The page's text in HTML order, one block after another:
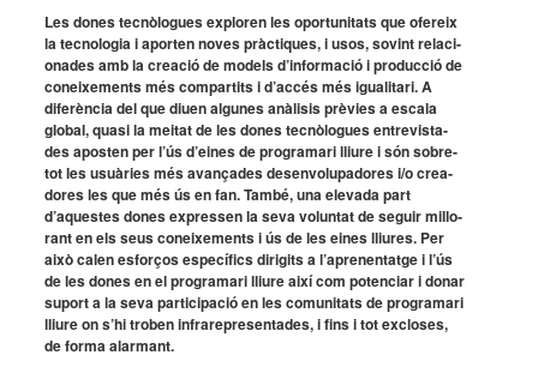
Les dones tecnò­lo­gues explo­ren les opor­tu­ni­tats que ofereix
la tecno­lo­gia i apor­ten noves pràc­ti­ques, i usos, sovint rela­ci­
o­na­des amb la crea­ció de models d’in­for­ma­ció i produc­ció de
conei­xe­ments més compar­tits i d’ac­cés més igua­li­tari. A
dife­rèn­cia del que diuen algu­nes anàli­sis prèvies a escala
global, quasi la meitat de les dones tecnò­lo­gues entre­vis­ta­
des apos­ten per l’ús d’ei­nes de progra­mari lliure i són sobre­
tot les usuà­ries més avan­ça­des desen­vo­lu­pa­do­res i/o crea­
do­res les que més ús en fan. També, una elevada part
d’aques­tes dones expres­sen la seva volun­tat de seguir millo­
rant en els seus conei­xe­ments i ús de les eines lliu­res. Per
això calen esfor­ços espe­cí­fics diri­gits a l’apre­nen­tatge i l’ús
de les dones en el progra­mari lliure així com poten­ciar i donar
suport a la seva parti­ci­pa­ció en les comu­ni­tats de progra­mari
lliure on s’hi troben infra­re­pre­sen­ta­des, i fins i tot exclo­ses,
de forma alar­mant.